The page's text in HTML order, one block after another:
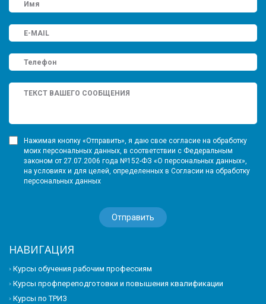
Нажимая кнопку «Отправить», я даю свое согласие на обработку
моих персональных данных, в соответствии с Федеральным
законом от 27.07.2006 года №152-ФЗ «О персональных данных»,
на условиях и для целей, определенных в Согласии на обработку
персональных данных
НАВИГАЦИЯ
Курсы обучения рабочим профессиям
Курсы профпереподготовки и повышения квалификации
Курсы по ТРИЗ